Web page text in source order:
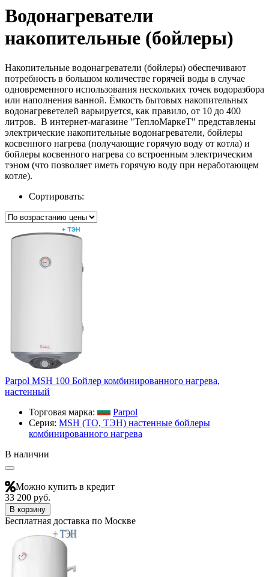
Водонагреватели
накопительные (бойлеры)
Накопительные водонагреватели (бойлеры) обеспечивают
потребность в большом количестве горячей воды в случае
одновременного использования нескольких точек водоразбора
или наполнения ванной. Ёмкость бытовых накопительных
водонагреветелей варьируется, как правило, от 10 до 400
литров. В интернет-магазине "ТеплоМаркеТ" представлены
электрические накопительные водонагреватели, бойлеры
косвенного нагрева (получающие горячую воду от котла) и
бойлеры косвенного нагрева со встроенным электрическим
тэном (что позволяет иметь горячую воду при неработающем
котле).
Сортировать:
Parpol МSH 100 Бойлер комбинированного нагрева,
настенный
Торговая марка:
Parpol
Серия: МSH (ТО, ТЭН) настенные бойлеры
комбинированного нагрева
В наличии
Можно купить в кредит
33 200 руб.
В корзину
Бесплатная доставка по Москве